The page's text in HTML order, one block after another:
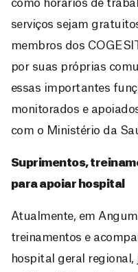
como horários de
serviços sejam
membros dos
por suas próprias
essas importantes
monitorados e
com o Ministério da
Suprimentos,
para apoiar hospital
Atualmente, em
treinamentos e
hospital geral